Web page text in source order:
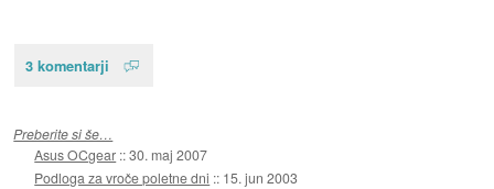
3 komentarji
Preberite si še…
Asus OCgear ::30. maj 2007
Podloga za vroče poletne dni :: 15. jun 2003